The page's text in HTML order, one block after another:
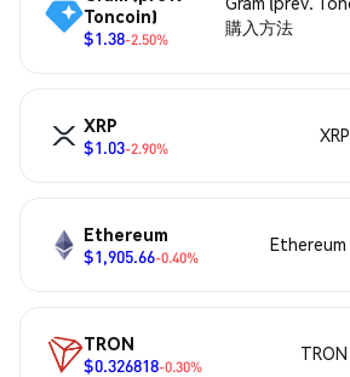
Toncoin)
$1.38-2.50%
購入方法
XRP
$1.03-2.90%
Ethereum
$1,905.66-0.40%
Ethereum
TRON
$0.326818-0.30%